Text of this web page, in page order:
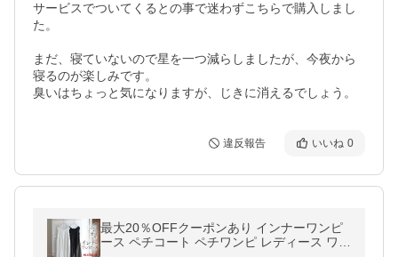
サービスでついてくるとの事で迷わずこちらで購入しまし
た。
まだ、寝ていないので星を一つ減らしましたが、今夜から
寝るのが楽しみです。
臭いはちょっと気になりますが、じきに消えるでしょう。
違反報告 いいね 0
最大20％OFFクーポンあり インナーワンピ
ース ペチコート ペチワンピ レディース ワン